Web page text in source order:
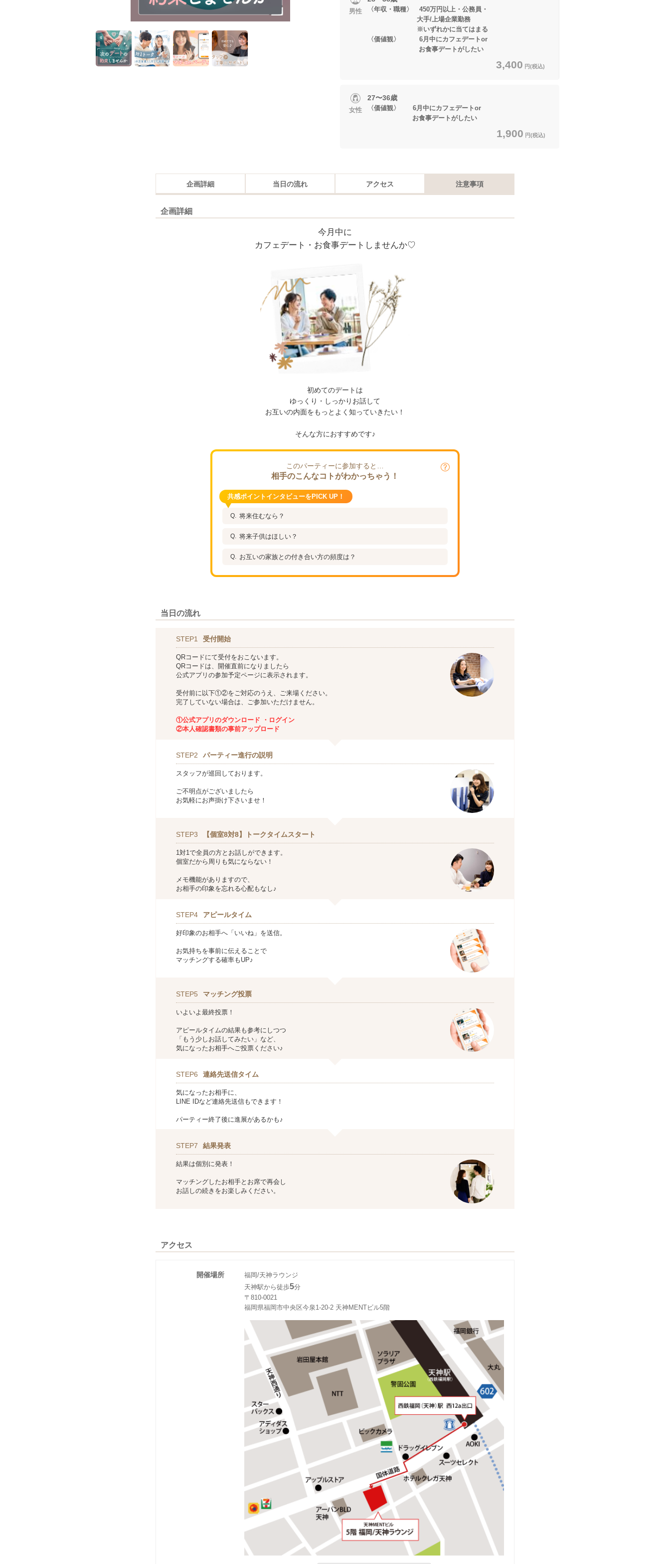
男性
〈年収・職種〉 450万円以上・公務員・
大手/上場企業勤務
※いずれかに当てはまる
〈価値観〉 6月中にカフェデートor
お食事デートがしたい
3,400 円(税込)
女性
27〜36歳
〈価値観〉 6月中にカフェデートor
お食事デートがしたい
1,900 円(税込)
企画詳細 当日の流れ アクセス 注意事項
企画詳細
今月中に
カフェデート・お食事デートしませんか♡
初めてのデートは
ゆっくり・しっかりお話して
お互いの内面をもっとよく知っていきたい！
そんな方におすすめです♪
このパーティーに参加すると…
相手のこんなコトがわかっちゃう！
共感ポイントインタビューをPICK UP！
将来住むなら？
将来子供はほしい？
お互いの家族との付き合い方の頻度は？
当日の流れ
STEP1 受付開始
QRコードにて受付をおこないます。
QRコードは、開催直前になりましたら
公式アプリの参加予定ページに表示されます。
受付前に以下①②をご対応のうえ、ご来場ください。
完了していない場合は、ご参加いただけません。
①公式アプリのダウンロード ・ログイン
②本人確認書類の事前アップロード
STEP2 パーティー進行の説明
スタッフが巡回しております。
ご不明点がございましたら
お気軽にお声掛け下さいませ！
STEP3 【個室8対8】トークタイムスタート
1対1で全員の方とお話しができます。
個室だから周りも気にならない！
メモ機能がありますので、
お相手の印象を忘れる心配もなし♪
STEP4 アピールタイム
好印象のお相手へ「いいね」を送信。
お気持ちを事前に伝えることで
マッチングする確率もUP♪
STEP5 マッチング投票
いよいよ最終投票！
アピールタイムの結果も参考にしつつ
「もう少しお話してみたい」など、
気になったお相手へご投票ください♪
STEP6 連絡先送信タイム
気になったお相手に、
LINE IDなど連絡先送信もできます！
パーティー終了後に進展があるかも♪
STEP7 結果発表
結果は個別に発表！
マッチングしたお相手とお席で再会し
お話しの続きをお楽しみください。
アクセス
開催場所
福岡/天神ラウンジ
天神駅から徒歩5分
〒810-0021
福岡県福岡市中央区今泉1-20-2 天神MENTビル5階